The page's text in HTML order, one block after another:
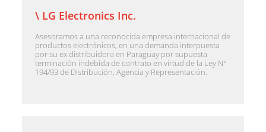
\ LG Electronics Inc.
Asesoramos a una reconocida empresa internacional de
productos electrónicos, en una demanda interpuesta
por su ex distribuidora en Paraguay por supuesta
terminación indebida de contrato en virtud de la Ley N°
194/93 de Distribución, Agencia y Representación.